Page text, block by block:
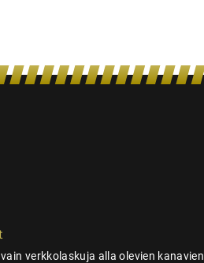
verkkolaskuja alla olevien kanavien